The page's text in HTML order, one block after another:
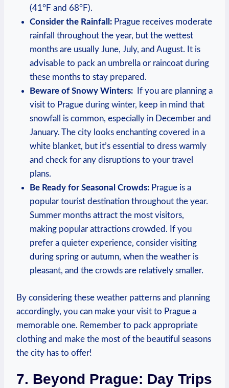
(41°F and 68°F).
Consider the Rainfall:Prague receives moderate
rainfall throughout the year, but the wettest
months are usually June, July, and August.⁣ It is
‍advisable ⁤to pack an umbrella or raincoat during
these months ⁤to stay prepared.
Beware ​of Snowy Winters:⁣ If you are planning⁢ a
visit to Prague during winter, keep ‍in mind that
snowfall is common, especially‌ in ⁣December and
January.⁣ The city ‌looks ⁤enchanting covered in ‌a
white blanket, but it’s essential to dress warmly
‌and check ⁣for any disruptions to‌ your travel
plans.
Be Ready⁤ for Seasonal ‍Crowds:‍Prague is a
⁤popular tourist destination ⁢throughout ⁤the⁤ year.
Summer months attract‍ the ⁢most visitors,
making popular attractions crowded. If you
prefer a ​quieter experience, consider visiting
during ⁢spring or autumn,⁤ when⁤ the ‍weather is
pleasant, and⁢ the crowds ⁢are relatively smaller.
By considering these weather⁤ patterns⁢ and planning ​
accordingly, you can make‍ your visit to⁤ Prague a
memorable one. Remember to pack appropriate
clothing and make the most of⁤ the ‌beautiful seasons
the ​city has to offer!
7. Beyond Prague: Day Trips